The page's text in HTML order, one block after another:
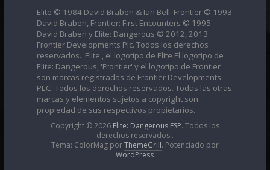
Elite © 1984 David Braben & Ian Bell. Frontier © 1993
David Braben, Frontier: First Encounters © 1995
David Braben y Elite: Dangerous © 2012, 2013
Frontier Developments Plc. Todos los derechos
reservados. 'Elite', el logotipo de Elite El logotipo de
Elite: Dangerous, 'Frontier' y el logotipo de Frontier
son marcas registradas de Frontier Developments
PLC. Todos los derechos reservados. Todas las otras
marcas y elementos sujetos a copyright son
propiedad de sus respectivos propietarios.
Copyright © 2026 Elite: Dangerous ESP . Todos los
derechos reservados..
Tema: ColorMag porThemeGrill . Potenciado por
WordPress